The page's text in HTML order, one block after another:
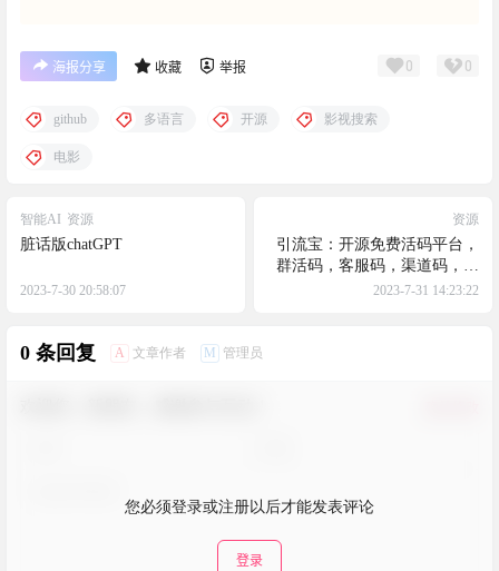
海报分享 收藏 举报 0 0
github 多语言 开源 影视搜索
电影
智能AI 资源
脏话版chatGPT
2023-7-30 20:58:07
资源
引流宝：开源免费活码平台，
群活码，客服码，渠道码，短
网址，微信外链一应俱全
2023-7-31 14:23:22
0 条回复 A 文章作者 M 管理员
您必须登录或注册以后才能发表评论
登录